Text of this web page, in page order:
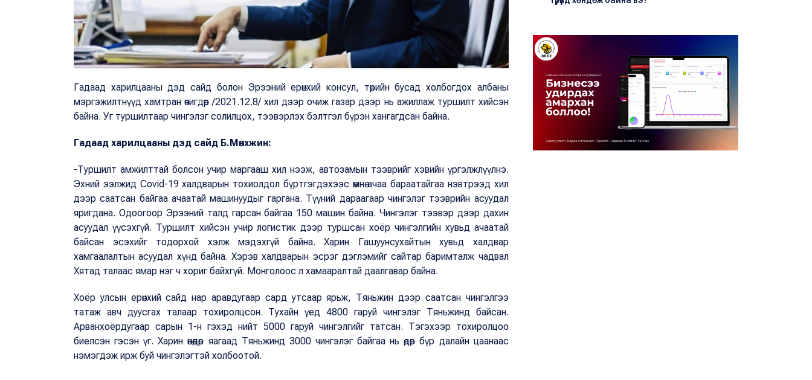
Гадаад харилцааны дэд сайд болон Эрээний ерөнхий консул, төрийн бусад холбогдох албаны
мэргэжилтнүүд хамтран өчигдөр /2021.12.8/ хил дээр очиж газар дээр нь ажиллаж туршилт хийсэн
байна. Уг туршилтаар чингэлэг солилцох, тээвэрлэх бэлтгэл бүрэн хангагдсан байна.
Гадаад харилцааны дэд сайд Б.Мөнхжин:
-Туршилт амжилттай болсон учир маргааш хил нээж, автозамын тээврийг хэвийн үргэлжлүүлнэ.
Эхний ээлжид Covid-19 халдварын тохиолдол бүртгэгдэхээс өмнө ачаа бараатайгаа нэвтрээд хил
дээр саатсан байгаа ачаатай машинуудыг гаргана. Түүний дараагаар чингэлэг тээврийн асуудал
яригдана. Одоогоор Эрээний талд гарсан байгаа 150 машин байна. Чингэлэг тээвэр дээр дахин
асуудал үүсэхгүй. Туршилт хийсэн учир логистик дээр туршсан хоёр чингэлгийн хувьд ачаатай
байсан эсэхийг тодорхой хэлж мэдэхгүй байна. Харин Гашуунсухайтын хувьд халдвар
хамгаалалтын асуудал хүнд байна. Хэрэв халдварын эсрэг дэглэмийг сайтар баримталж чадвал
Хятад талаас ямар нэг ч хориг байхгүй. Монголоос л хамааралтай даалгавар байна.
Хоёр улсын ерөнхий сайд нар аравдугаар сард утсаар ярьж, Тяньжин дээр саатсан чингэлгээ
татаж авч дуусгах талаар тохиролцсон. Тухайн үед 4800 гаруй чингэлэг Тяньжинд байсан.
Арванхоёрдугаар сарын 1-н гэхэд нийт 5000 гаруй чингэлгийг татсан. Тэгэхээр тохиролцоо
биелсэн гэсэн үг. Харин өнөөдөр яагаад Тяньжинд 3000 чингэлэг байгаа нь өдөр бүр далайн цаанаас
нэмэгдэж ирж буй чингэлэгтэй холбоотой.